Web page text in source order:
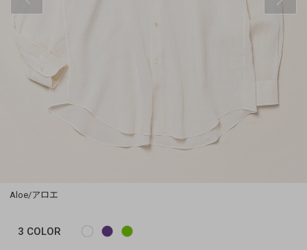
Aloe/アロエ
3 COLOR